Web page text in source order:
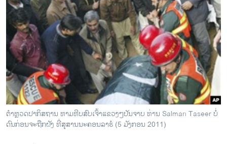
ອິດສະຫຼະພາບດ້ານການຂ່າວ
ຊີວິດຊາວລາວ
ຊຸມຊົນຊາວລາວ
ວິທະຍາສາດ-ເທັກໂນໂລຈີ
ທຸລະກິດ
ພາສາອັງກິດ
ວີດີໂອ
ຕຳຫຼວດປາກິສຖານ ຫາມຫີບສົບເຈົ້າແຂວງໆປັນຈາບ ທ່ານ Salman Taseer ບໍ່
ດົນກ່ອນຈະຖືກຝັງ ທີ່ສຸສານນະຄອນລາຮໍ (5 ມັງກອນ 2011)